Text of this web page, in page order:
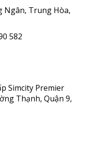
Ngân, Trung Hòa,
582
Simcity Premier
Thạnh, Quận 9,